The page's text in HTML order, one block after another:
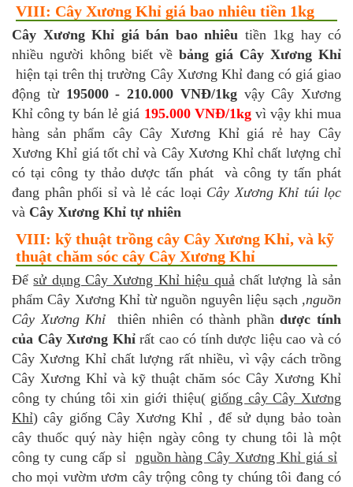
VIII: Cây Xương Khỉ giá bao nhiêu tiền 1kg
Cây Xương Khỉ giá bán bao nhiêu tiền 1kg hay có
nhiều người không biết về bảng giá Cây Xương Khỉ
hiện tại trên thị trường Cây Xương Khỉ đang có giá giao
động từ 195000 - 210.000 VNĐ/1kgvậy Cây Xương
Khỉ công ty bán lẻ giá 195.000 VNĐ/1kgvì vậy khi mua
hàng sản phẩm cây Cây Xương Khỉ giá rẻ hay Cây
Xương Khỉ giá tốt chỉ và Cây Xương Khỉ chất lượng chỉ
có tại công ty thảo dược tấn phát và công ty tấn phát
đang phân phối sỉ và lẻ các loại Cây Xương Khỉ túi lọc
và Cây Xương Khỉ tự nhiên
VIII: kỹ thuật trồng cây Cây Xương Khỉ, và kỹ
thuật chăm sóc cây Cây Xương Khỉ
Đểsử dụng Cây Xương Khỉ hiệu quảchất lượng là sản
phẩm Cây Xương Khỉ từ nguồn nguyên liệu sạch ,nguồn
Cây Xương Khỉ
thiên nhiên có thành phầndược tính
của Cây Xương Khỉrất cao có tính dược liệu cao và có
Cây Xương Khỉ chất lượng rất nhiều, vì vậy cách trồng
Cây Xương Khỉ và kỹ thuật chăm sóc Cây Xương Khỉ
công ty chúng tôi xin giới thiệu( giống cây Cây Xương
Khỉ) cây giống Cây Xương Khỉ , để sử dụng bảo toàn
cây thuốc quý này hiện ngày công ty chung tôi là một
công ty cung cấp sỉ nguồn hàng Cây Xương Khỉ giá sỉ
cho mọi vườm ươm cây trộng công ty chúng tôi đang có